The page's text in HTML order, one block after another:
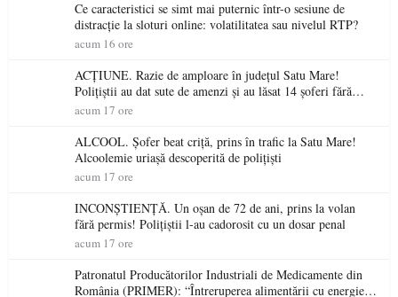
Ce caracteristici se simt mai puternic într-o sesiune de
distracție la sloturi online: volatilitatea sau nivelul RTP?
acum 16 ore
ACȚIUNE. Razie de amploare în județul Satu Mare!
Polițiștii au dat sute de amenzi și au lăsat 14 șoferi fără
permis într-o singură zi
acum 17 ore
ALCOOL. Șofer beat criță, prins în trafic la Satu Mare!
Alcoolemie uriașă descoperită de polițiști
acum 17 ore
INCONȘTIENȚĂ. Un oșan de 72 de ani, prins la volan
fără permis! Polițiștii l-au cadorosit cu un dosar penal
acum 17 ore
Patronatul Producătorilor Industriali de Medicamente din
România (PRIMER): “Întreruperea alimentării cu energie